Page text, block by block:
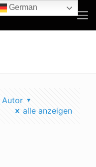
Autor
alle anzeigen
German